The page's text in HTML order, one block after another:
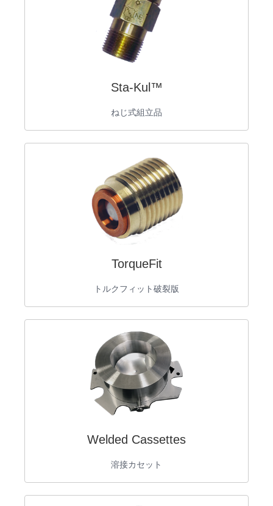
Sta-Kul™
ねじ式組立品
TorqueFit
トルクフィット破裂版
Welded Cassettes
溶接カセット